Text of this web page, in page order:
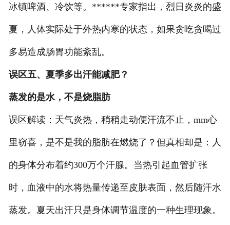
冰镇啤酒、冷饮等。******专家指出，烈日炎炎的盛
夏，人体实际处于外热内寒的状态，如果贪吃贪喝过
多易造成肠胃功能紊乱。
误区五、夏季多出汗能减肥？
蒸发的是水，不是烧脂肪
误区解读：天气炎热，稍稍走动便汗流不止，mm心
里窃喜，是不是我的脂肪在燃烧了？但真相却是：人
的身体分布着约300万个汗腺。当热引起血管扩张
时，血液中的水将热量传递至皮肤表面，然后随汗水
蒸发。夏天出汗只是身体调节温度的一种生理现象。